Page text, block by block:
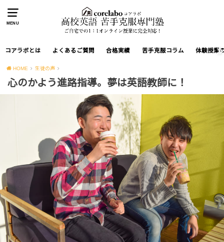
MENU
コアラボとは よくあるご質問 合格実績 苦手克服コラム 体験授業
HOME 生徒の声
心のかよう進路指導。夢は英語教師に！